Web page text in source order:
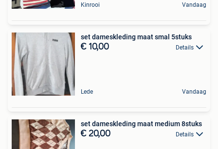
Kinrooi Vandaag
set dameskleding maat smal 5stuks
€ 10,00 Details
Lede Vandaag
set dameskleding maat medium 8stuks
€ 20,00 Details